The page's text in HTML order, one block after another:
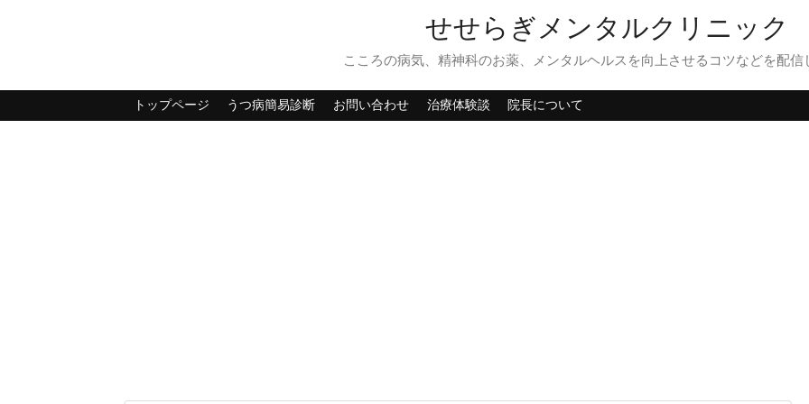
せせらぎメンタルクリニック
こころの病気、精神科のお薬、メンタルヘルスを向上させるコツなどを配信
トップページ うつ病簡易診断 お問い合わせ 治療体験談 院長について